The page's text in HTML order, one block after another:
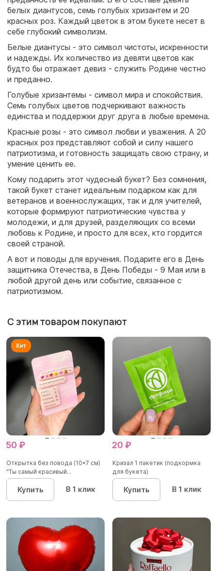
белых диантусов, семь голубых хризантем и 20
красных роз. Каждый цветок в этом букете несет в
себе глубокий символизм.
Белые диантусы - это символ чистоты, искренности
и надежды. Их количество из девяти цветов как
будто бы отражает девиз - служить Родине честно
и преданно.
Голубые хризантемы - символ мира и спокойствия.
Семь голубых цветов подчеркивают важность
единства и поддержки друг друга в любые времена.
Красные розы - это символ любви и уважения. А 20
красных роз представляют собой и силу нашего
патриотизма, и готовность защищать свою страну, и
умение ценить ее.
Кому подарить этот чудесный букет? Без сомнения,
такой букет станет идеальным подарком как для
ветеранов и военнослужащих, так и для учителей,
которые формируют патриотические чувства у
молодежи, и для друзей, разделяющих со всеми
любовь к Родине, и просто для всех, кто гордится
своей страной.
А вот и поводы для вручения. Подарите его в День
защитника Отечества, в День Победы - 9 Мая или в
любой другой день или событие, связанное с
патриотизмом.
С этим товаром покупают
50 ₽
Открытка без повода (10*7 см)
"Ты самый красивый...
Купить В 1 клик
20 ₽
Кризал 1 пакетик (подкормка
для букета)
Купить В 1 клик